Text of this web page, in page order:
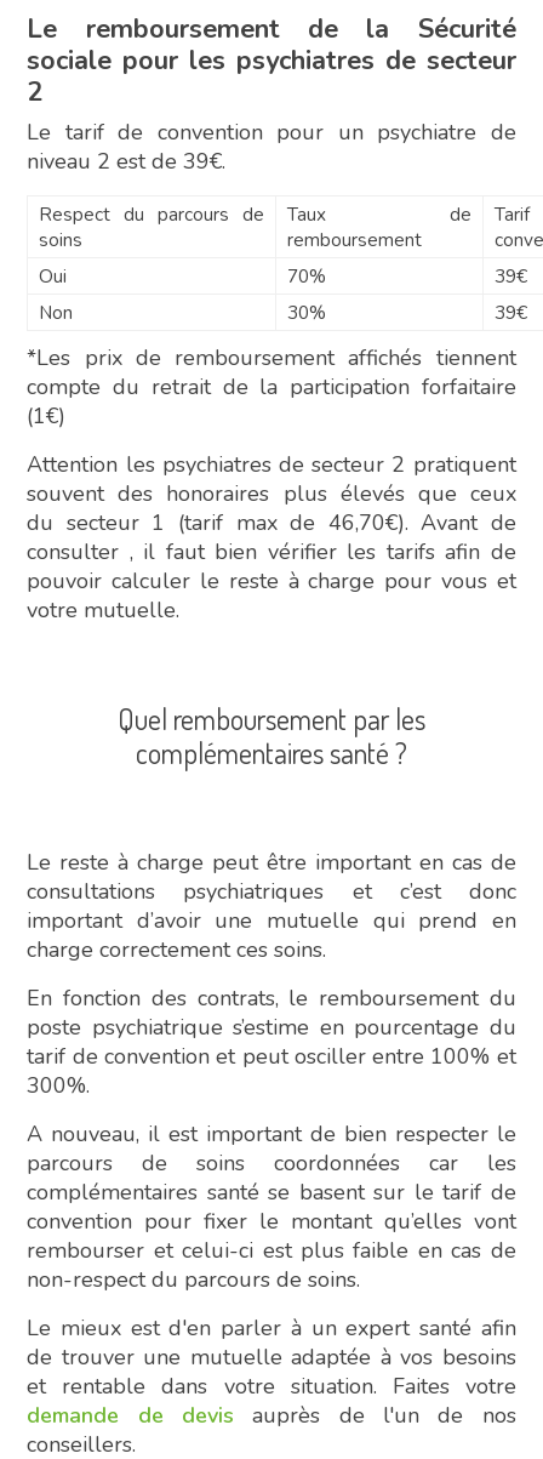
Le remboursement de la Sécurité
sociale pour les psychiatres de secteur
2
Le tarif de convention pour un psychiatre de
niveau 2 est de 39€.
Respect du parcours de
soins
Taux de
remboursement
Oui
70%
39€
Non
30% 39€
*Les prix de remboursement affichés tiennent
compte du retrait de la participation forfaitaire
(1€)
Attention les psychiatres de secteur 2 pratiquent
souvent des honoraires plus élevés que ceux
du secteur 1 (tarif max de 46,70€).Avant de
consulter , il faut bien vérifier les tarifs afin de
pouvoir calculer le reste à charge pour vous et
votre mutuelle.
Quel remboursement par les
complémentaires santé ?
Le reste à charge peut être important en cas de
consultations psychiatriques et c’est donc
important d’avoir une mutuelle qui prend en
charge correctement ces soins.
En fonction des contrats, le remboursement du
poste psychiatrique s’estime en pourcentage du
tarif de convention et peut osciller entre 100% et
300%.
A nouveau, il est important de bien respecter le
parcours de soins coordonnées car les
complémentaires santé se basent sur le tarif de
convention pour fixer le montant qu’elles vont
rembourser et celui-ci est plus faible en cas de
non-respect du parcours de soins.
Le mieux est d'en parler à un expert santé afin
de trouver une mutuelle adaptée à vos besoins
et rentable dans votre situation. Faites votre
demande de devis auprès de l'un de nos
conseillers.